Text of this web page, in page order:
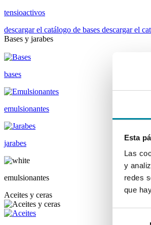
Esta
Las
y
redes
que
tensioactivos
descargar el catálogo de bases descargar el
Bases y jarabes
bases
emulsionantes
jarabes
emulsionantes
Aceites y ceras